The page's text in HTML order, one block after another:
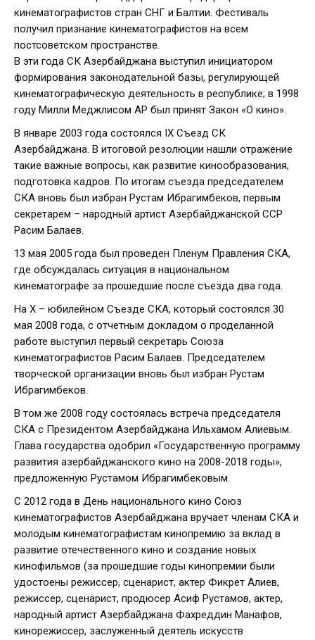
кинематографистов стран СНГ и Балтии. Фестиваль
получил признание кинематографистов на всем
постсоветском пространстве.
В эти года СК Азербайджана выступил инициатором
формирования законодательной базы, регулирующей
кинематографическую деятельность в республике; в 1998
году Милли Меджлисом АР был принят Закон «О кино».
В январе 2003 года состоялся IX Съезд СК
Азербайджана. В итоговой резолюции нашли отражение
такие важные вопросы, как развитие кинообразования,
подготовка кадров. По итогам съезда председателем
СКА вновь был избран Рустам Ибрагимбеков, первым
секретарем – народный артист Азербайджанской ССР
Расим Балаев.
13 мая 2005 года был проведен Пленум Правления СКА,
где обсуждалась ситуация в национальном
кинематографе за прошедшие после съезда два года.
На X – юбилейном Съезде СКА, который состоялся 30
мая 2008 года, с отчетным докладом о проделанной
работе выступил первый секретарь Союза
кинематографистов Расим Балаев. Председателем
творческой организации вновь был избран Рустам
Ибрагимбеков.
В том же 2008 году состоялась встреча председателя
СКА с Президентом Азербайджана Ильхамом Алиевым.
Глава государства одобрил «Государственную программу
развития азербайджанского кино на 2008-2018 годы»,
предложенную Рустамом Ибрагимбековым.
С 2012 года в День национального кино Союз
кинематографистов Азербайджана вручает членам СКА и
молодым кинематографистам кинопремию за вклад в
развитие отечественного кино и создание новых
кинофильмов (за прошедшие годы кинопремии были
удостоены режиссер, сценарист, актер Фикрет Алиев,
режиссер, сценарист, продюсер Асиф Рустамов, актер,
народный артист Азербайджана Фахреддин Манафов,
кинорежиссер, заслуженный деятель искусств